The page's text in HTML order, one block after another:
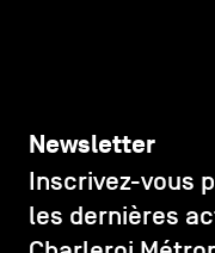
Newsletter
Inscrivez-vous
les dernières